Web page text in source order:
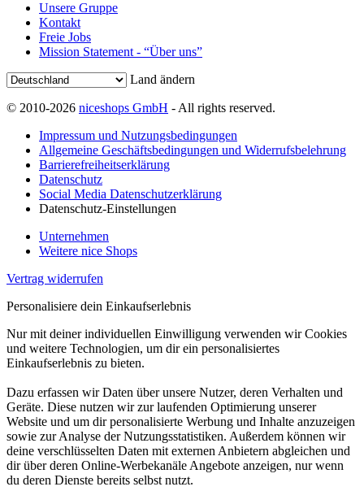
Unsere Gruppe
Kontakt
Freie Jobs
Mission Statement - “Über uns”
Land ändern
© 2010-2026 niceshops GmbH - All rights reserved.
Impressum und Nutzungsbedingungen
Allgemeine Geschäftsbedingungen und Widerrufsbelehrung
Barrierefreiheitserklärung
Datenschutz
Social Media Datenschutzerklärung
Datenschutz-Einstellungen
Unternehmen
Weitere nice Shops
Vertrag widerrufen
Personalisiere dein Einkaufserlebnis
Nur mit deiner individuellen Einwilligung verwenden wir Cookies
und weitere Technologien, um dir ein personalisiertes
Einkaufserlebnis zu bieten.
Dazu erfassen wir Daten über unsere Nutzer, deren Verhalten und
Geräte. Diese nutzen wir zur laufenden Optimierung unserer
Website und um dir personalisierte Werbung und Inhalte anzuzeigen
sowie zur Analyse der Nutzungsstatistiken. Außerdem können wir
deine verschlüsselten Daten mit externen Anbietern abgleichen und
dir über deren Online-Werbekanäle Angebote anzeigen, nur wenn
du deren Dienste bereits selbst nutzt.